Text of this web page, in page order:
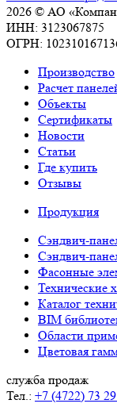
2026 © АО
ИНН: 3123067875
ОГРН:
Производство
Расчет
Объекты
Сертификаты
Новости
Статьи
Где купить
Отзывы
Продукция
Сэндвич-
Сэндвич-
Фасонные
Технические
Каталог
BIM
Области
Цветовая
служба продаж
Тел.: +7 (4722) 73